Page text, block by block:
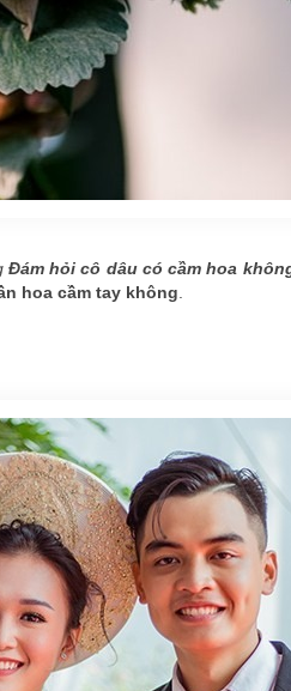
Đám hỏi cô dâu có cầm hoa
hoa cầm tay không